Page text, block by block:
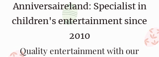
Anniversaireland: Specialist in
children's entertainment since
2010
Quality entertainment with our